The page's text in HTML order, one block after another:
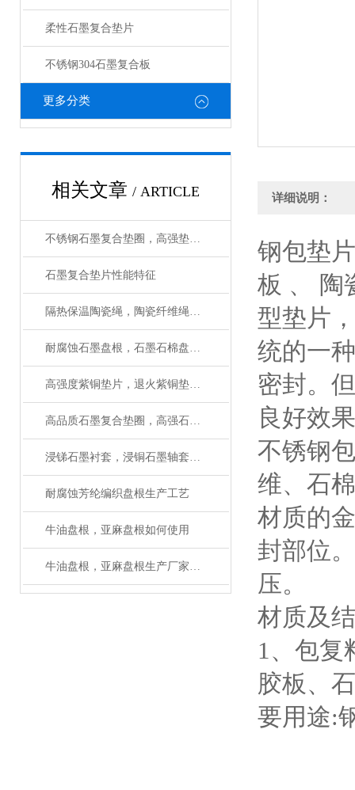
柔性石墨复合垫片
不锈钢304石墨复合板
更多分类
相关文章 / ARTICLE
不锈钢石墨复合垫圈，高强垫片生产工艺
石墨复合垫片性能特征
隔热保温陶瓷绳，陶瓷纤维绳作用与用途
耐腐蚀石墨盘根，石墨石棉盘根性能及用途
高强度紫铜垫片，退火紫铜垫圈，齿形紫铜垫厂家
高品质石墨复合垫圈，高强石墨复合垫简单介绍
浸锑石墨衬套，浸铜石墨轴套厂家直销（质量保障）
耐腐蚀芳纶编织盘根生产工艺
牛油盘根，亚麻盘根如何使用
牛油盘根，亚麻盘根生产厂家有大量现货
详细说明：
钢包垫
板 、 陶
型垫片
统的一
密封。
良好效
不锈钢
维、石
材质的
封部位
压。
材质及
1、包复
胶板、
要用途: